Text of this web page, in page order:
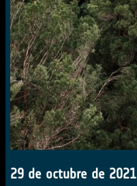
29 de octubre de 2021